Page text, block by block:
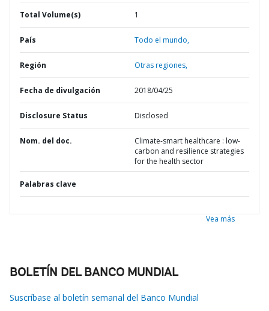
Total Volume(s) 1
País Todo el mundo,
Región Otras regiones,
Fecha de divulgación 2018/04/25
Disclosure Status Disclosed
Nom. del doc.
Climate-smart healthcare : low-
carbon and resilience strategies
for the health sector
Palabras clave
Vea más
BOLETÍN DEL BANCO MUNDIAL
Suscríbase al boletín semanal del Banco Mundial